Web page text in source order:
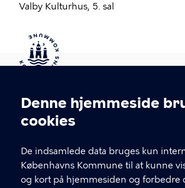
Denne hjemmeside
cookies
De indsamlede data bruges kun
Københavns Kommune til at kunne
og kort på hjemmesiden og forbedre
Valby Kulturhus, 5. sal
Kontakt Københavns Kommune
T
fFind andre kontakter her
CVR-nummer64942212